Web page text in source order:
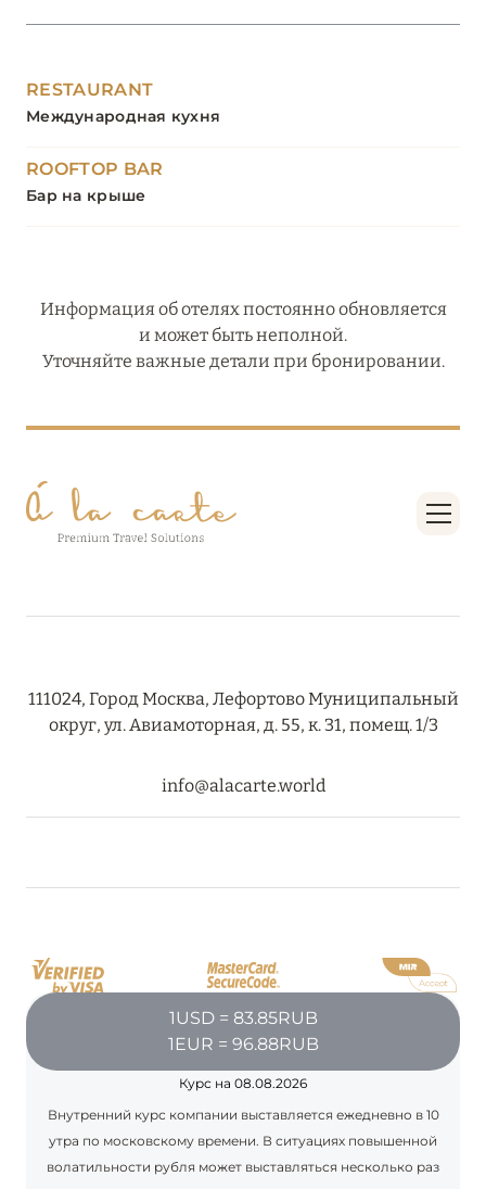
RESTAURANT
Международная кухня
ROOFTOP BAR
Бар на крыше
Информация об отелях постоянно обновляется
и может быть неполной.
Уточняйте важные детали при бронировании.
111024, Город Москва, Лефортово Муниципальный
округ, ул. Авиамоторная, д. 55, к. 31, помещ. 1/3
info@alacarte.world
1USD = 83.85RUB
1EUR = 96.88RUB
Курс на 08.08.2026
Внутренний курс компании выставляется ежедневно в 10
утра по московскому времени. В ситуациях повышенной
волатильности рубля может выставляться несколько раз